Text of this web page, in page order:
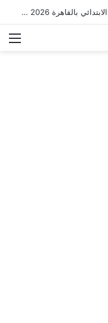
ظهرت الآن.. رابط نتيجة الصف الخامس الابتدائي بالقاهرة 2026 بالرقم القومي